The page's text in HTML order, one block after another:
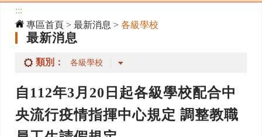
:::
專區首頁 > 最新消息 > 各級學校
最新消息
類別：
自112年3月20日起各級學校配合中
央流行疫情指揮中心規定 調整教職